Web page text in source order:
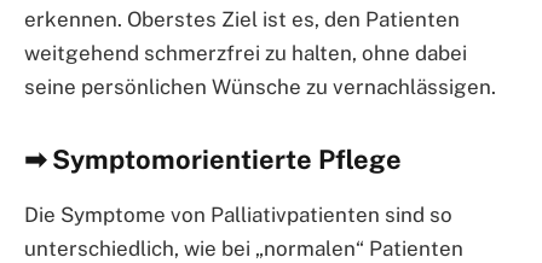
erkennen. Oberstes Ziel ist es, den Patienten
weitgehend schmerzfrei zu halten, ohne dabei
seine persönlichen Wünsche zu vernachlässigen.
➡ Symptomorientierte Pflege
Die Symptome von Palliativpatienten sind so
unterschiedlich, wie bei „normalen“ Patienten